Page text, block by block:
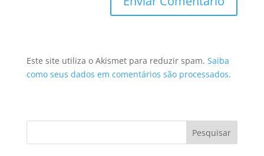
Este site utiliza o Akismet para reduzir spam. Saiba
como seus dados em comentários são processados.
Pesquisar